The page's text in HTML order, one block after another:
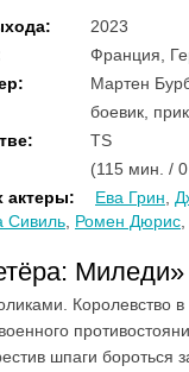
:
2023
Франция,
:
Мартен
боевик,
:
TS
(115 мин. /
актеры: Ева Грин
Сивиль Ромен Дюрис
Королевство
шпаги